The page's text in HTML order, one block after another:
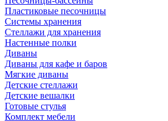
Пластиковые песочницы
Системы хранения
Стеллажи для хранения
Настенные полки
Диваны
Диваны для кафе и баров
Мягкие диваны
Детские стеллажи
Детские вешалки
Готовые стулья
Комплект мебели